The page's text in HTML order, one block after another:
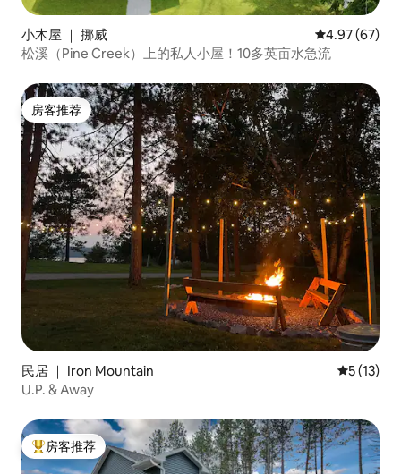
小木屋 ｜ 挪威 平均评分
4.97 (67)
松溪（Pine Creek）上的私人小屋！10多英亩水急流
房客推荐
房客推荐
民居 ｜ Iron Mountain 平均评分
5 (13)
U.P. & Away
热门「房客推荐」
房客推荐